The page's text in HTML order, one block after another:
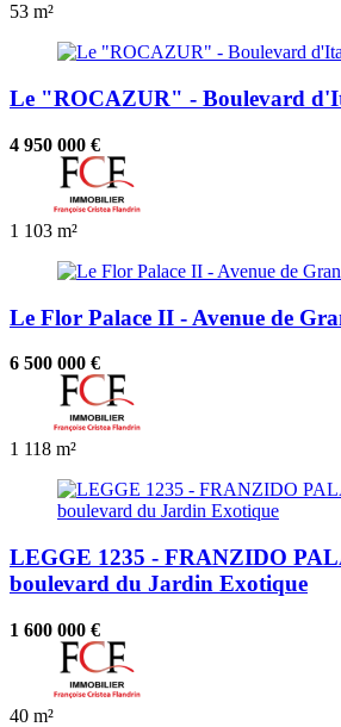
53 m²
Le "ROCAZUR" - Boulevard
4 950 000 €
1 103 m²
Le Flor Palace II - Avenue de
6 500 000 €
1 118 m²
LEGGE 1235 - FRANZIDO
boulevard du Jardin Exotique
1 600 000 €
40 m²